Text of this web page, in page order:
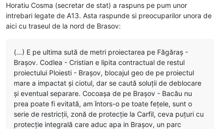
Horatiu Cosma (secretar de stat) a raspuns pe pum unor
intrebari legate de A13. Asta raspunde si preocuparilor unora de
aici cu traseul de la nord de Brasov:
(...) E pe ultima sută de metri proiectarea pe Făgăraș -
Brașov. Codlea - Cristian e lipita contractual de restul
proiectului Ploiesti - Brașov, blocajul geo de pe proiectul
mare a impactat și ciotul, dar se caută soluții de deblocare
și eventual separare. Cocoașa de pe Brașov - Bacău nu
prea poate fi evitată, am întors-o pe toate fețele, sunt o
serie de restricții, zonă de protecție la Carfil, ceva puțuri cu
protecție integrală care aduc apa in Brașov, un parc